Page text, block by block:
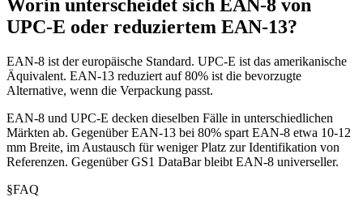
Worin unterscheidet sich EAN-8 von
UPC-E oder reduziertem EAN-13?
EAN-8 ist der europäische Standard. UPC-E ist das amerikanische
Äquivalent. EAN-13 reduziert auf 80% ist die bevorzugte
Alternative, wenn die Verpackung passt.
EAN-8 und UPC-E decken dieselben Fälle in unterschiedlichen
Märkten ab. Gegenüber EAN-13 bei 80% spart EAN-8 etwa 10-12
mm Breite, im Austausch für weniger Platz zur Identifikation von
Referenzen. Gegenüber GS1 DataBar bleibt EAN-8 universeller.
§FAQ